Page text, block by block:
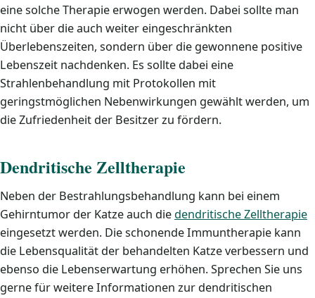
eine solche Therapie erwogen werden. Dabei sollte man
nicht über die auch weiter eingeschränkten
Überlebenszeiten, sondern über die gewonnene positive
Lebenszeit nachdenken. Es sollte dabei eine
Strahlenbehandlung mit Protokollen mit
geringstmöglichen Nebenwirkungen gewählt werden, um
die Zufriedenheit der Besitzer zu fördern.
Dendritische Zelltherapie
Neben der Bestrahlungsbehandlung kann bei einem
Gehirntumor der Katze auch diedendritische Zelltherapie
eingesetzt werden. Die schonende Immuntherapie kann
die Lebensqualität der behandelten Katze verbessern und
ebenso die Lebenserwartung erhöhen. Sprechen Sie uns
gerne für weitere Informationen zur dendritischen